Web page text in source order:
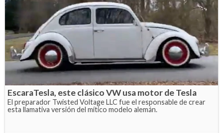
EscaraTesla, este clásico VW usa motor de Tesla
El preparador Twisted Voltage LLC fue el responsable de crear
esta llamativa versión del mítico modelo alemán.